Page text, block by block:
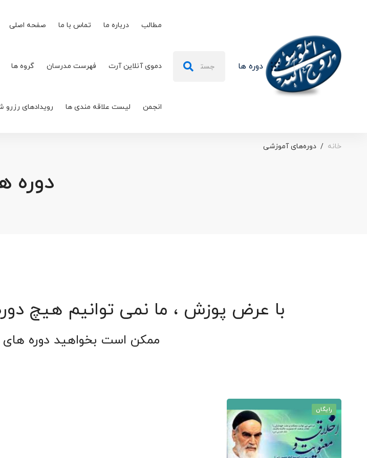
دوره ها
برای:
مطالب درباره ما تماس با ما صفحه اصلی
دموی آنلاین آرت فهرست مدرسان گروه ها
انجمن لیست علاقه مندی ها رویدادهای رزرو
خانه دوره‌های آموزشی
دوره
با عرض پوزش ، ما نمی توانیم هیچ
ممکن است بخواهید دوره های
رایگان